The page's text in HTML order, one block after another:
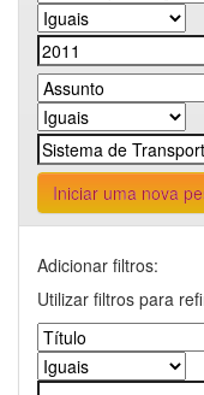
Iniciar uma nova
Adicionar filtros:
Utilizar filtros para